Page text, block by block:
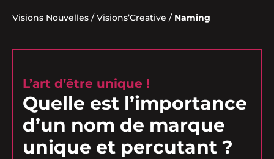
Visions Nouvelles / Visions’Creative / Naming
L’art d’être unique !
Quelle est l’importance
d’un nom de marque
unique et percutant ?